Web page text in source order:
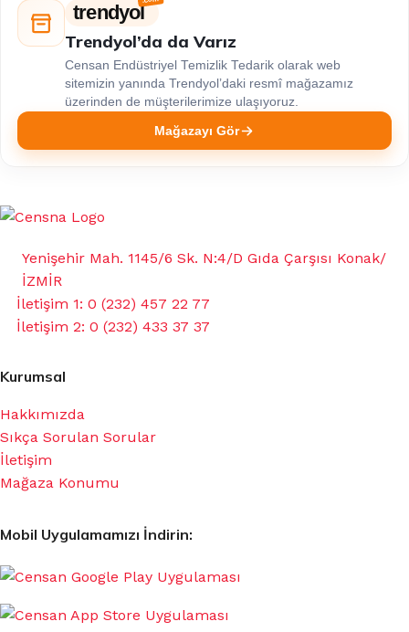
trendyol
Trendyol’da da Varız
Censan Endüstriyel Temizlik Tedarik olarak web
sitemizin yanında Trendyol’daki resmî mağazamız
üzerinden de müşterilerimize ulaşıyoruz.
Mağazayı Gör
Yenişehir Mah. 1145/6 Sk. N:4/D Gıda Çarşısı Konak/
İZMİR
İletişim 1: 0 (232) 457 22 77
İletişim 2: 0 (232) 433 37 37
Kurumsal
Hakkımızda
Sıkça Sorulan Sorular
İletişim
Mağaza Konumu
Mobil Uygulamamızı İndirin: